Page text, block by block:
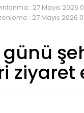
: 27 Mayıs 2026
: 27 Mayıs 2026
günü
ziyaret